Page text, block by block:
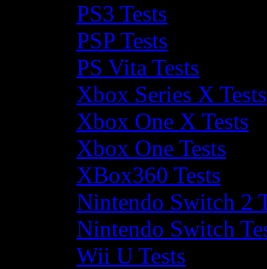
PS3 Tests
PSP Tests
PS Vita Tests
Xbox Series X Tests
Xbox One X Tests
Xbox One Tests
XBox360 Tests
Nintendo Switch 2
Nintendo Switch
Wii U Tests